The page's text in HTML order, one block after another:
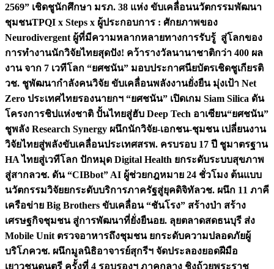
2569” เชิดชูนักศึกษา มรภ. 38 แห่ง ขับเคลื่อนนวัตกรรมพัฒนา
ชุมชนTPQI x Steps x ผู้ประกอบการ : ศักยภาพของ
Neurodivergent ผู้ที่มีความหลากหลายทางการรับรู้ สู่โลกของ
การทำงานนักวิจัยไทยสุดปัง! คว้ารางวัลนานาชาติกว่า 400 ผล
งาน จาก 7 เวทีโลก “ยศชนัน” มอบประกาศนียบัตรเชิดชูเกียรติ
วช. ชูพัฒนากำลังคนวิจัย ขับเคลื่อนพลังงานยั่งยืน มุ่งเป้า Net
Zero ประเทศไทยรองนายกฯ “ยศชนัน” เปิดเกม Siam Silica ดัน
โครงการชิปแห่งชาติ ปั้นไทยสู่ฮับ Deep Tech อาเซียน“ยศชนัน”
ชูพลัง Research Synergy ผนึกนักวิจัย-เอกชน-ชุมชน เปลี่ยนงาน
วิจัยไทยสู่พลังขับเคลื่อนประเทศสรพ. ครบรอบ 17 ปี ชูมาตรฐาน
HA ไทยสู่เวทีโลก ปักหมุด Digital Health ยกระดับระบบสุขภาพ
สู่สากลวช. ดัน “CIBbot” AI ผู้ช่วยกฎหมาย 24 ชั่วโมง ต้นแบบ
นวัตกรรมวิจัยยกระดับบริการภาครัฐสู่ยุคดิจิทัลวช. ผนึก 11 ภาคี
เครือข่าย Big Brothers ขับเคลื่อน “ชันโรง” สร้างป่า สร้าง
เศรษฐกิจชุมชน สู่การพัฒนาที่ยั่งยืนอย. ลุยตลาดสดธนบุรี ส่ง
Mobile Unit ตรวจอาหารถึงชุมชน ยกระดับความปลอดภัยผู้
บริโภควช. ผนึกมูลนิธิอาจารย์สุกรีฯ จัดประลองยอดฝีมือ
เยาวชนดนตรี ครั้งที่ 4 รอบรองฯ ภาคกลาง ชิงถ้วยพระราช